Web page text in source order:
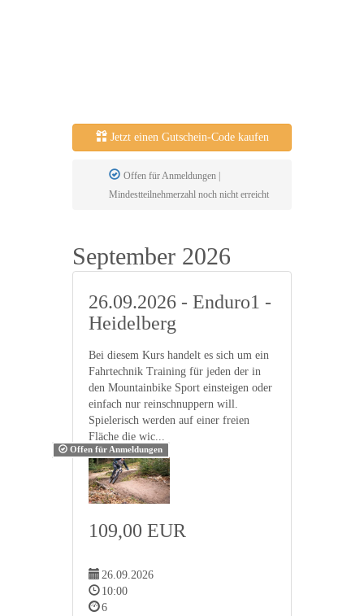
Jetzt einen Gutschein-Code kaufen
Offen für Anmeldungen |
Mindestteilnehmerzahl noch nicht erreicht
September 2026
26.09.2026 - Enduro1 -
Heidelberg
Bei diesem Kurs handelt es sich um ein
Fahrtechnik Training für jeden der in
den Mountainbike Sport einsteigen oder
einfach nur reinschnuppern will.
Spielerisch werden auf einer freien
Fläche die wic...
Offen für Anmeldungen
109,00 EUR
26.09.2026
10:00
6